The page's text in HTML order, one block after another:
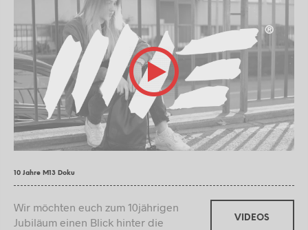
10 Jahre M13 Doku
Wir möchten euch zum 10jährigen
Jubiläum einen Blick hinter die
VIDEOS